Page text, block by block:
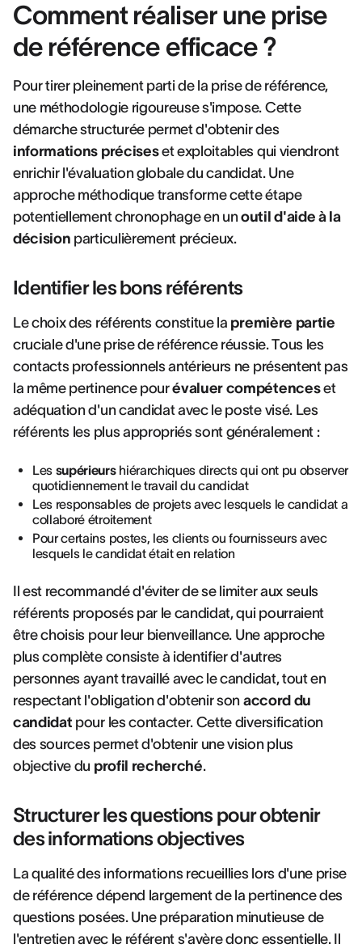
Comment réaliser une prise
de référence efficace ?
Pour tirer pleinement parti de la prise de référence,
une méthodologie rigoureuse s'impose. Cette
démarche structurée permet d'obtenir des
informations préciseset exploitables qui viendront
enrichir l'évaluation globale du candidat. Une
approche méthodique transforme cette étape
potentiellement chronophage en unoutil d'aide à la
décision particulièrement précieux.
Identifier les bons référents
Le choix des référents constitue la première partie
cruciale d'une prise de référence réussie. Tous les
contacts professionnels antérieurs ne présentent pas
la même pertinence pourévaluer compétenceset
adéquation d'un candidat avec le poste visé. Les
référents les plus appropriés sont généralement :
Les supérieurshiérarchiques directs qui ont pu observer
quotidiennement le travail du candidat
Les responsables de projets avec lesquels le candidat a
collaboré étroitement
Pour certains postes, les clients ou fournisseurs avec
lesquels le candidat était en relation
Il est recommandé d'éviter de se limiter aux seuls
référents proposés par le candidat, qui pourraient
être choisis pour leur bienveillance. Une approche
plus complète consiste à identifier d'autres
personnes ayant travaillé avec le candidat, tout en
respectant l'obligation d'obtenir son accord du
candidat pour les contacter. Cette diversification
des sources permet d'obtenir une vision plus
objective du profil recherché.
Structurer les questions pour obtenir
des informations objectives
La qualité des informations recueillies lors d'une prise
de référence dépend largement de la pertinence des
questions posées. Une préparation minutieuse de
l'entretien avec le référent s'avère donc essentielle. Il